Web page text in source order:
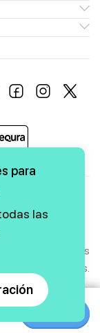
Aviso Legal
los derechos
reservados.
web GMEDIA
para
las